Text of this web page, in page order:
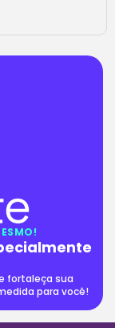
fortaleça sua
para você!